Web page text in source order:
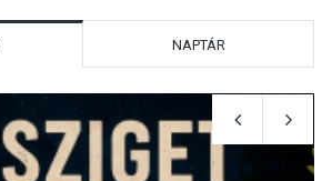
Mi a pszichológia, és miért
van rá szükségünk? –
NAPTÁR